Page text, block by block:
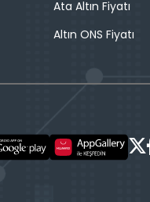
Ata Altın Fiyatı
Altın ONS Fiyatı